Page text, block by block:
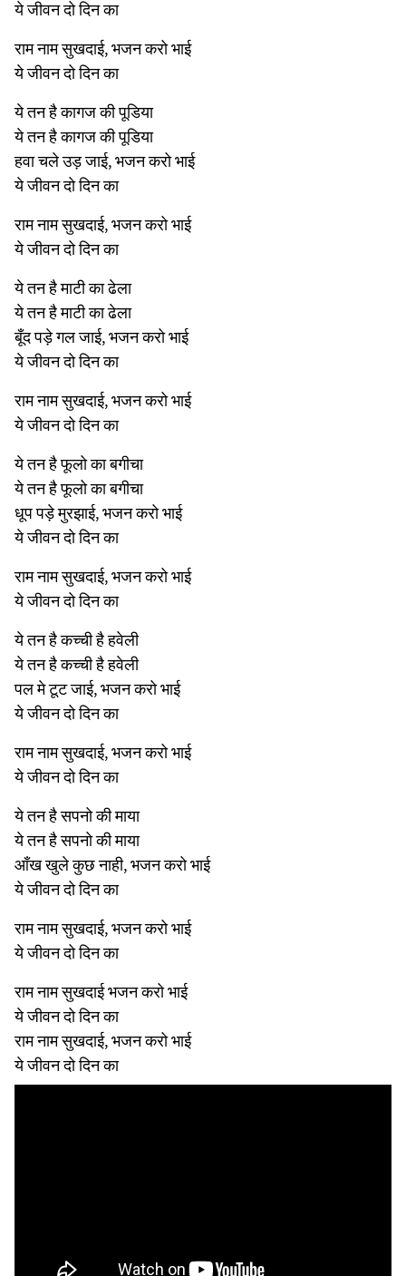
ये जीवन दो दिन का
राम नाम सुखदाई, भजन करो भाई
ये जीवन दो दिन का
ये तन है कागज की पूडिया
ये तन है कागज की पूडिया
हवा चले उड़ जाई, भजन करो भाई
ये जीवन दो दिन का
राम नाम सुखदाई, भजन करो भाई
ये जीवन दो दिन का
ये तन है माटी का ढेला
ये तन है माटी का ढेला
बूँद पड़े गल जाई, भजन करो भाई
ये जीवन दो दिन का
राम नाम सुखदाई, भजन करो भाई
ये जीवन दो दिन का
ये तन है फूलो का बगीचा
ये तन है फूलो का बगीचा
धूप पड़े मुरझाई, भजन करो भाई
ये जीवन दो दिन का
राम नाम सुखदाई, भजन करो भाई
ये जीवन दो दिन का
ये तन है कच्ची है हवेली
ये तन है कच्ची है हवेली
पल मे टूट जाई, भजन करो भाई
ये जीवन दो दिन का
राम नाम सुखदाई, भजन करो भाई
ये जीवन दो दिन का
ये तन है सपनो की माया
ये तन है सपनो की माया
आँख खुले कुछ नाही, भजन करो भाई
ये जीवन दो दिन का
राम नाम सुखदाई, भजन करो भाई
ये जीवन दो दिन का
राम नाम सुखदाई भजन करो भाई
ये जीवन दो दिन का
राम नाम सुखदाई, भजन करो भाई
ये जीवन दो दिन का